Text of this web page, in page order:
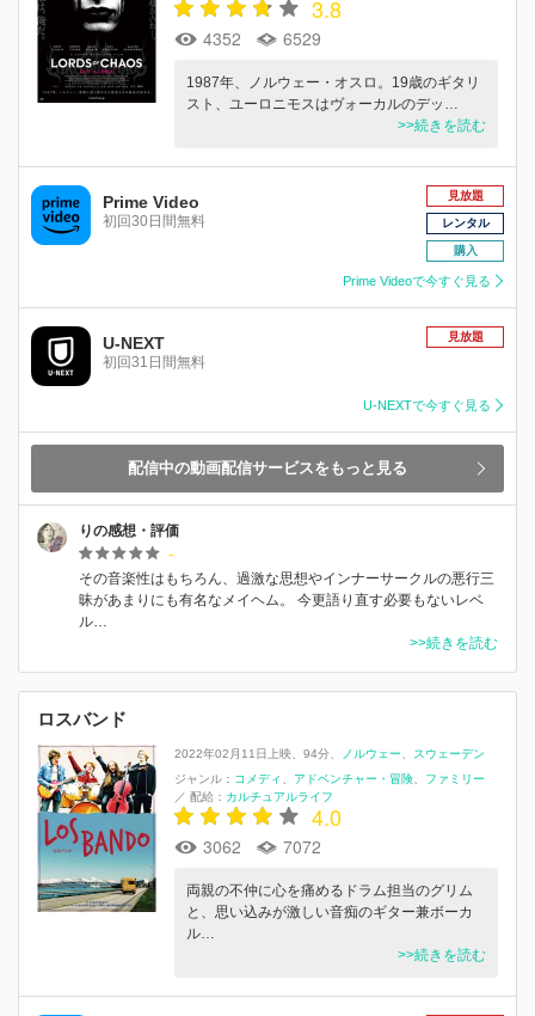
3.8
4352 6529
1987年、ノルウェー・オスロ。19歳のギタリ
スト、ユーロニモスはヴォーカルのデッ…
>>続きを読む
Prime Video
初回30日間無料
見放題
レンタル
購入
Prime Videoで今すぐ見る
U-NEXT
初回31日間無料
見放題
U-NEXTで今すぐ見る
配信中の動画配信サービスをもっと見る
りの感想・評価
-
その音楽性はもちろん、過激な思想やインナーサークルの悪行三
昧があまりにも有名なメイヘム。 今更語り直す必要もないレベ
ル…
>>続きを読む
ロスバンド
2022年02月11日上映 94分 ノルウェー
スウェーデン
ジャンル： コメディ アドベンチャー・冒険
ファミリー
／ 配給： カルチュアルライフ
4.0
3062 7072
両親の不仲に心を痛めるドラム担当のグリム
と、思い込みが激しい音痴のギター兼ボーカ
ル…
>>続きを読む